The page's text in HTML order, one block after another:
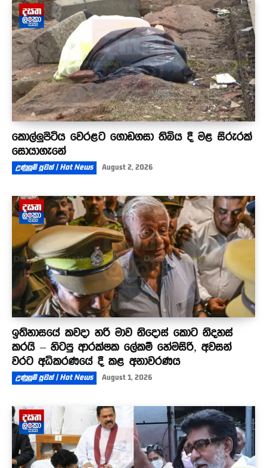
කොල්ලුපිටිය වෙරළට ගොඩගසා තිබිය දී මළ සිරුරක්
සොයාගැනේ
උණුසුම් පුවත් | Hot News August 2, 2026
ඉතිහාසයේ කවදා හරි මාව නිදොස් කොට නිදහස්
කරයි – හිටපු ආරක්ෂක ලේකම් හේමසිරි, අවසන්
වරට අධිකරණයේ දී කළ අනාවරණය
උණුසුම් පුවත් | Hot News August 1, 2026